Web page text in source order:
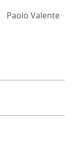
Paolo Valente